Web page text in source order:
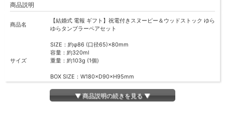
商品説明
商品名
【結婚式 電報 ギフト】祝電付きスヌーピー＆ウッドストック ゆら
ゆらタンブラーペアセット
サイズ
SIZE：約φ86 (口径65)×80mm
容量：約320ml
重量：約103g (1個)
BOX SIZE：W180×D90×H95mm
電報×1
▼ 商品説明の続きを見る ▼